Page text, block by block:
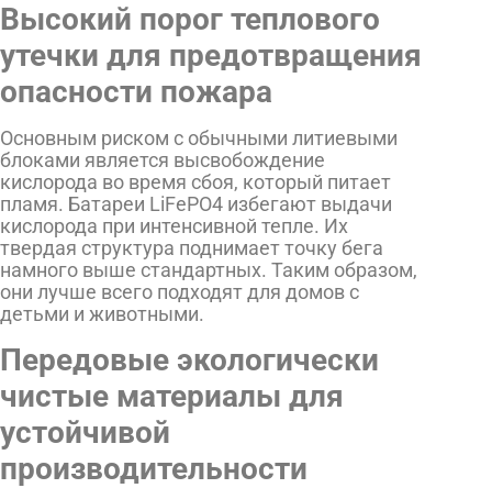
Высокий порог теплового
утечки для предотвращения
опасности пожара
Основным риском с обычными литиевыми
блоками является высвобождение
кислорода во время сбоя, который питает
пламя. Батареи LiFePO4 избегают выдачи
кислорода при интенсивной тепле. Их
твердая структура поднимает точку бега
намного выше стандартных. Таким образом,
они лучше всего подходят для домов с
детьми и животными.
Передовые экологически
чистые материалы для
устойчивой
производительности